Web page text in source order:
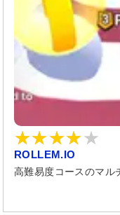
ROLLEM.IO
高難易度コースのマル